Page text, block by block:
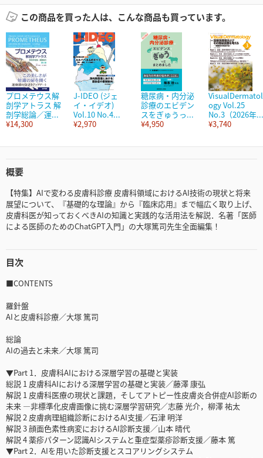
この商品を買った人は、こんな商品も買っています。
プロメテウス解
剖学アトラス 解
剖学総論／運...
¥14,300
J-IDEO (ジェ
イ・イデオ)
Vol.10 No.4...
¥2,970
糖尿病・内分泌
診療のエビデン
スをぎゅうっ...
¥4,950
VisualDermatol
ogy Vol.25
No.3（2026年...
¥3,740
概要
【特集】AIで変わる皮膚科診療 皮膚科領域におけるAI技術の現状と将来
展望について、『基礎的な理論』から『臨床応用』まで幅広く取り上げ、
皮膚科医が知っておくべきAIの知識と実践的な活用法を解説．名著「医師
による医師のためのChatGPT入門」の大塚篤司先生全面編集！
目次
■CONTENTS
羅針盤
AIと皮膚科診療／大塚 篤司
総論
AIの過去と未来／大塚 篤司
▼Part 1．皮膚科AIにおける深層学習の基礎と実装
総説 1 皮膚科AIにおける深層学習の基礎と実装／藤澤 康弘
解説 1 皮膚科医療の現状と課題，そしてアトピー性皮膚炎合併症AI診断の
未来 ―非標準化皮膚画像に挑む深層学習研究／志藤 光介，柳澤 祐太
解説 2 皮膚病理組織診断におけるAI支援／石津 明洋
解説 3 顔面色素性病変におけるAI診断支援／山本 晴代
解説 4 薬疹パターン認識AIシステムと重症型薬疹診断支援／藤本 篤
▼Part 2．AIを用いた診断支援とスコアリングシステム